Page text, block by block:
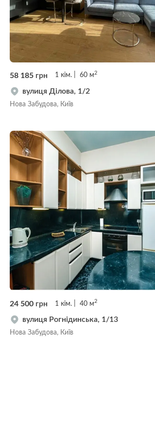
58 185 грн 1 кім. 60 м 2
вулиця Ділова, 1/2
Нова Забудова, Київ
24 500 грн 1 кім. 40 м2
вулиця Рогнідинська, 1/13
Нова Забудова, Київ